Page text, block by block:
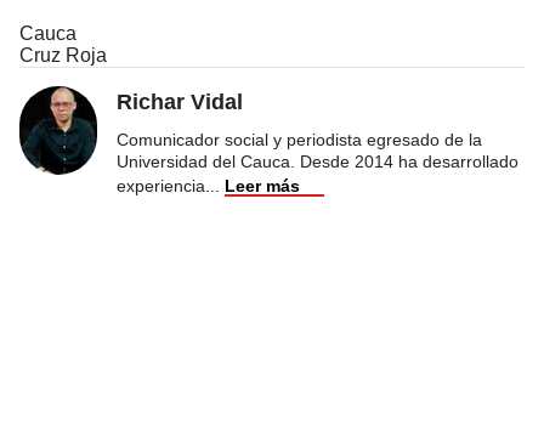
Cauca
Cruz Roja
Richar Vidal
Comunicador social y periodista egresado de la
Universidad del Cauca. Desde 2014 ha desarrollado
experiencia
Leer más